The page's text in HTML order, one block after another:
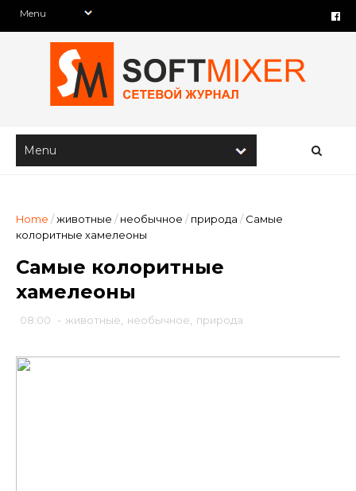
Home /животные / необычное / природа / Самые
колоритные хамелеоны
Самые колоритные
хамелеоны
08:00 - животные необычное природа